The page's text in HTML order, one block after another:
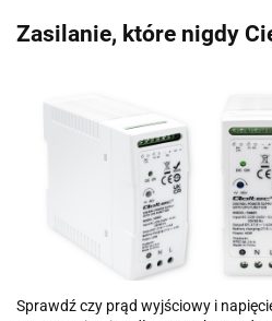
Zasilanie, które nigdy
Sprawdź czy prąd wyjściowy i